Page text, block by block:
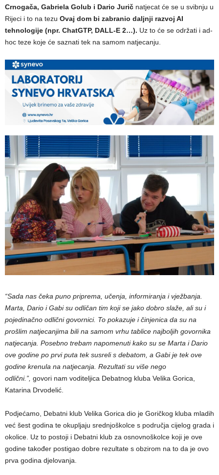
Crnogača, Gabriela Golub i Dario Jurič natjecat će se u svibnju u
Rijeci i to na tezu Ovaj dom bi zabranio daljnji razvoj AI
tehnologije (npr. ChatGTP, DALL-E 2…). Uz to će se održati i ad-
hoc teze koje će saznati tek na samom natjecanju.
“Sada nas čeka puno priprema, učenja, informiranja i vježbanja.
Marta, Dario i Gabi su odličan tim koji se jako dobro slaže, ali su i
pojedinačno odlični govornici. To pokazuje i činjenica da su na
prošlim natjecanjima bili na samom vrhu tablice najboljih govornika
natjecanja. Posebno trebam napomenuti kako su se Marta i Dario
ove godine po prvi puta tek susreli s debatom, a Gabi je tek ove
godine krenula na natjecanja. Rezultati su više nego
odlični.”, govori nam voditeljica Debatnog kluba Velika Gorica,
Katarina Drvodelić.
Podjećamo, Debatni klub Velika Gorica dio je Goričkog kluba mladih
već šest godina te okupljaju srednjoškolce s područja cijelog grada i
okolice. Uz to postoji i Debatni klub za osnovnoškolce koji je ove
godine također postigao dobre rezultate s obzirom na to da je ovo
prva godina djelovanja.